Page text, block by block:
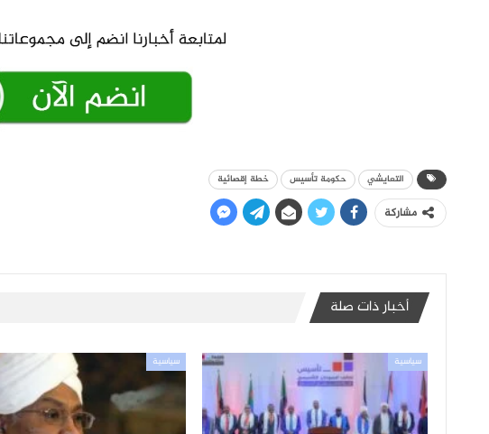
التعايشي حكومة تأسيس خطة إقصائية
مشاركة
أخبار ذات صلة
سياسية سياسية